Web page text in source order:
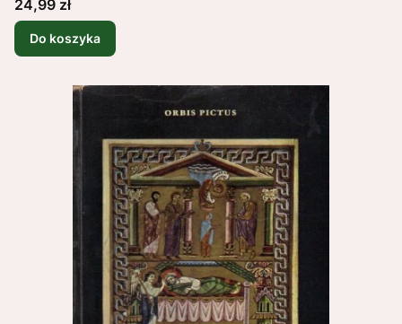
24,99 zł
Do koszyka